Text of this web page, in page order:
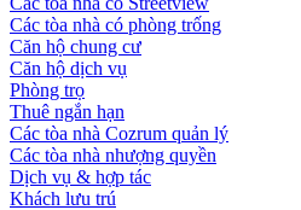
Các tòa nhà có phòng trống
Căn hộ chung cư
Căn hộ dịch vụ
Phòng trọ
Thuê ngắn hạn
Các tòa nhà Cozrum quản lý
Các tòa nhà nhượng quyền
Dịch vụ & hợp tác
Khách lưu trú